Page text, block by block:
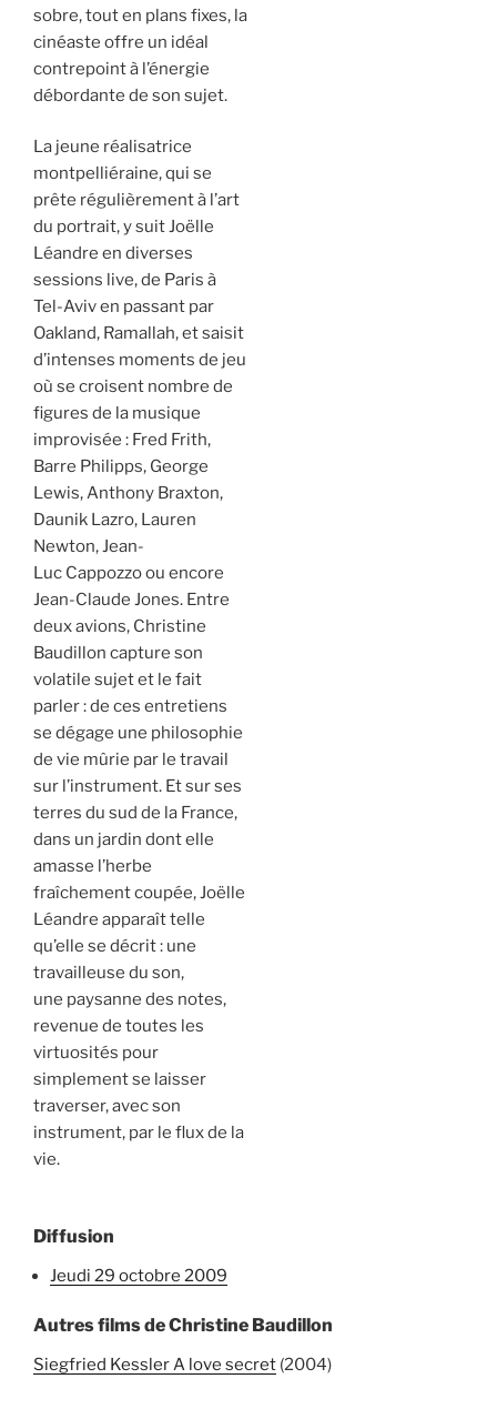
sobre, tout en plans fixes, la
cinéaste offre un idéal
contrepoint à l’énergie
débordante de son sujet.
La jeune réalisatrice
montpelliéraine, qui se
prête régulièrement à l’art
du portrait, y suit Joëlle
Léandre en diverses
sessions live, de Paris à
Tel-Aviv en passant par
Oakland, Ramallah, et saisit
d’intenses moments de jeu
où se croisent nombre de
figures de la musique
improvisée : Fred Frith,
Barre Philipps, George
Lewis, Anthony Braxton,
Daunik Lazro, Lauren
Newton, Jean-
Luc Cappozzo ou encore
Jean-Claude Jones. Entre
deux avions, Christine
Baudillon capture son
volatile sujet et le fait
parler : de ces entretiens
se dégage une philosophie
de vie mûrie par le travail
sur l’instrument. Et sur ses
terres du sud de la France,
dans un jardin dont elle
amasse l’herbe
fraîchement coupée, Joëlle
Léandre apparaît telle
qu’elle se décrit : une
travailleuse du son,
une paysanne des notes,
revenue de toutes les
virtuosités pour
simplement se laisser
traverser, avec son
instrument, par le flux de la
vie.
Diffusion
jeudi 29 octobre 2009
Autres films de Christine Baudillon
Siegfried Kessler A love secret (2004)